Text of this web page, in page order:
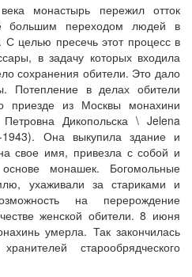
монастырь пережил отток
большим переходом людей в
С целью пресечь этот процесс в
в задачу которых входила
сохранения обители. Это дало
Потепление в делах обители
приезде из Москвы монахини
Дикопольска \ Jelena
1943). Она выкупила здание и
свое имя, привезла с собой и
монашек. Богомольные
ухаживали за стариками и
на перерождение
женской обители. 8 июня
умерла. Так закончилась
старообрядческого